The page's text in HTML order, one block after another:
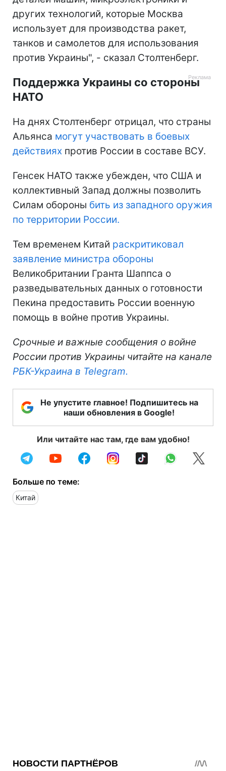
других технологий, которые Москва
использует для производства ракет,
танков и самолетов для использования
против Украины", - сказал Столтенберг.
Поддержка Украины со стороны
НАТО
На днях Столтенберг отрицал, что страны
Альянса могут участвовать в боевых
действиях против России в составе ВСУ.
Генсек НАТО также убежден, что США и
коллективный Запад должны позволить
Силам обороны бить из западного оружия
по территории России.
Тем временем Китай раскритиковал
заявление министра обороны
Великобритании Гранта Шаппса о
разведывательных данных о готовности
Пекина предоставить России военную
помощь в войне против Украины.
Срочные и важные сообщения о войне
России против Украины читайте на канале
РБК-Украина в Telegram.
Не упустите главное! Подпишитесь на
наши обновления в Google!
Или читайте нас там, где вам удобно!
Больше по теме:
Китай